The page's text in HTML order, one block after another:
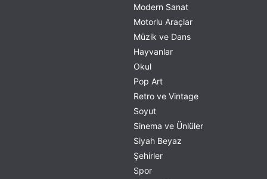
Modern Sanat
Motorlu Araçlar
Müzik ve Dans
Hayvanlar
Okul
Pop Art
Retro ve Vintage
Soyut
Sinema ve Ünlüler
Siyah Beyaz
Şehirler
Spor